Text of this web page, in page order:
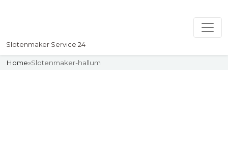
Slotenmaker Service 24
Home»Slotenmaker-hallum